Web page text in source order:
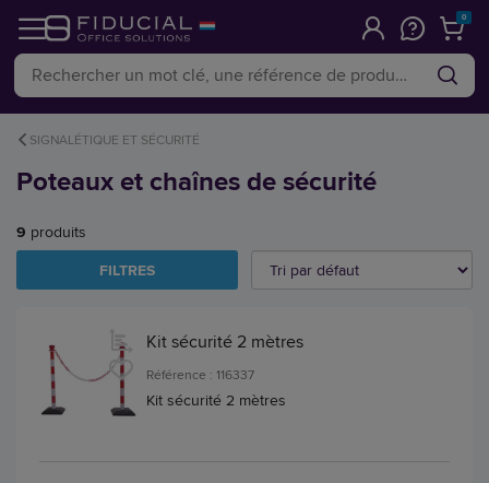
0
SIGNALÉTIQUE ET SÉCURITÉ
Poteaux et chaînes de sécurité
9 produits
FILTRES
Kit sécurité 2 mètres
Référence : 116337
Kit sécurité 2 mètres